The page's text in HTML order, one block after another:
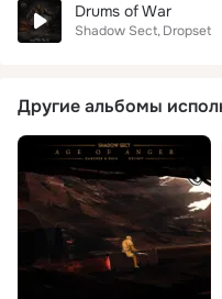
Drums of War
Shadow Sect Dropset
Другие альбомы